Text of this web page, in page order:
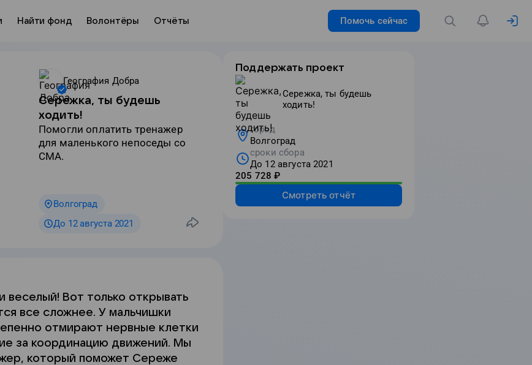
Найти фонд Волонтёры Отчёты Помочь сейчас
География Добра
Сережка, ты будешь
ходить!
Помогли оплатить тренажер
для маленького непоседы со
СМА.
Волгоград
До 12 августа 2021
Вот только открывать
все сложнее. У мальчишки
отмирают нервные клетки
за координацию движений. Мы
который поможет Сереже
Поддержать проект
Сережка, ты будешь
ходить!
город
Волгоград
сроки сбора
До 12 августа 2021
205 728 ₽
Смотреть отчёт